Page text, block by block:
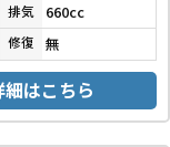
排気 660cc
修復 無
細はこちら